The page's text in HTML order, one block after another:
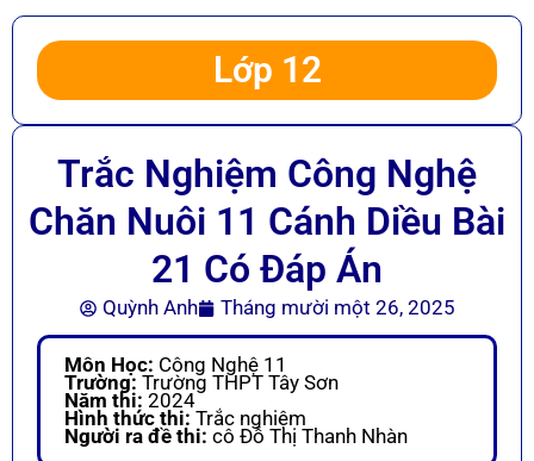
Lớp 12
Trắc Nghiệm Công Nghệ
Chăn Nuôi 11 Cánh Diều Bài
21 Có Đáp Án
Quỳnh Anh Tháng mười một 26, 2025
Môn Học: Công Nghệ 11
Trường: Trường THPT Tây Sơn
Năm thi: 2024
Hình thức thi: Trắc nghiệm
Người ra đề thi: cô Đỗ Thị Thanh Nhàn